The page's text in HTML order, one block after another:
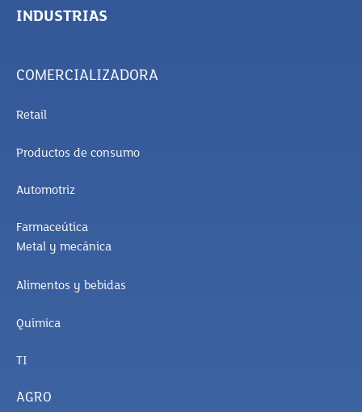
INDUSTRIAS
COMERCIALIZADORA
Retail
Productos de consumo
Automotriz
Farmaceútica
Metal y mecánica
Alimentos y bebidas
Química
TI
AGRO